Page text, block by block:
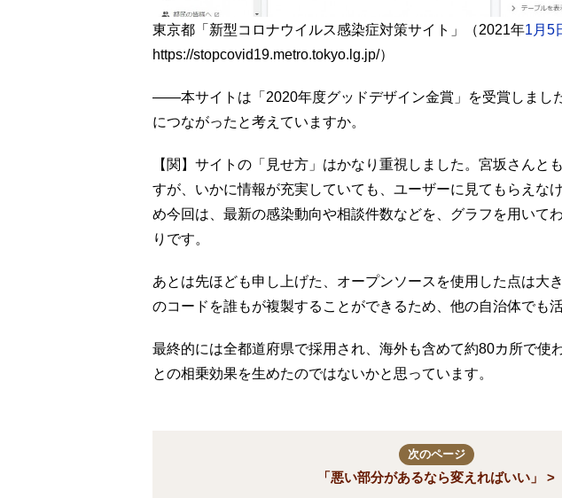
東京都「新型コロナウイルス感染症対策サイト」（2021年1月5
https://stopcovid19.metro.tokyo.lg.jp/）
――本サイトは「2020年度グッドデザイン金賞」を受賞しまし
につながったと考えていますか。
【関】サイトの「見せ方」はかなり重視しました。宮坂さんと
すが、いかに情報が充実していても、ユーザーに見てもらえな
め今回は、最新の感染動向や相談件数などを、グラフを用いて
りです。
あとは先ほども申し上げた、オープンソースを使用した点は大
のコードを誰もが複製することができるため、他の自治体でも
最終的には全都道府県で採用され、海外も含めて約80カ所で使
との相乗効果を生めたのではないかと思っています。
次のページ
「悪い部分があるなら変えればいい」 >